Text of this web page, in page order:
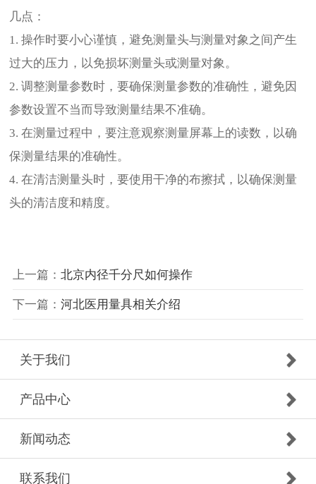
几点：
1. 操作时要小心谨慎，避免测量头与测量对象之间产生
过大的压力，以免损坏测量头或测量对象。
2. 调整测量参数时，要确保测量参数的准确性，避免因
参数设置不当而导致测量结果不准确。
3. 在测量过程中，要注意观察测量屏幕上的读数，以确
保测量结果的准确性。
4. 在清洁测量头时，要使用干净的布擦拭，以确保测量
头的清洁度和精度。
上一篇： 北京内径千分尺如何操作
下一篇： 河北医用量具相关介绍
关于我们
产品中心
新闻动态
联系我们